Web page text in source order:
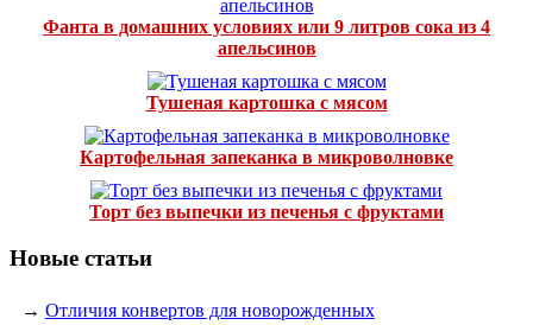
Фанта в домашних условиях или 9 литров сока из 4
апельсинов
Тушеная картошка с мясом
Картофельная запеканка в микроволновке
Торт без выпечки из печенья с фруктами
Новые статьи
→ Отличия конвертов для новорожденных